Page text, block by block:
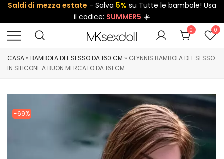
Saldi di mezza estate - Salva 5% su Tutte le bambole! Usa
il codice: SUMMER5 ☀️
0 0
CASA » BAMBOLA DEL SESSO DA 160 CM » GLYNNIS BAMBOLA DEL SESSO
IN SILICONE A BUON MERCATO DA 161 CM
-69%